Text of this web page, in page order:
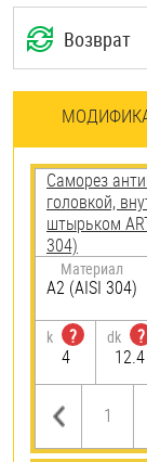
Возврат
Саморез
головкой,
штырьком
304)
Материал
А2 (AISI 304)
k
?
4
dk
?
12.4